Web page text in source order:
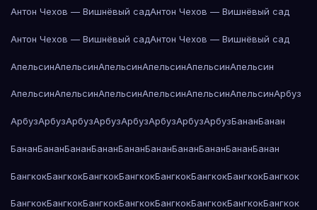
Антон Чехов — Вишнёвый садАнтон Чехов — Вишнёвый сад
Антон Чехов — Вишнёвый садАнтон Чехов — Вишнёвый сад
АпельсинАпельсинАпельсинАпельсинАпельсинАпельсин
АпельсинАпельсинАпельсинАпельсинАпельсинАпельсинАрбуз
АрбузАрбузАрбузАрбузАрбузАрбузАрбузАрбузБананБанан
БананБананБананБананБананБананБананБананБананБанан
БангкокБангкокБангкокБангкокБангкокБангкокБангкокБангкок
БангкокБангкокБангкокБангкокБангкокБангкокБангкокБангкок